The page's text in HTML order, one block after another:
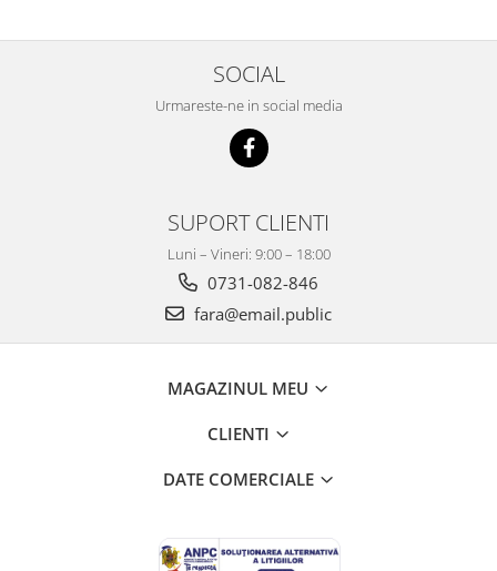
Paturi gradinita
Set Banca si Scaune Elevi
Dulapuri,Biblioteci si Cuiere
Mobilier Universitar
SOCIAL
Urmareste-ne in social media
SUPORT CLIENTI
Luni – Vineri: 9:00 – 18:00
0731-082-846
fara@email.public
MAGAZINUL MEU
CLIENTI
DATE COMERCIALE